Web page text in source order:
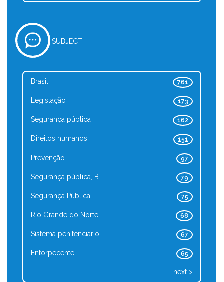
SUBJECT
761
Brasil
173
Legislação
162
Segurança pública
151
Direitos humanos
97
Prevenção
79
Segurança pública, B...
75
Segurança Pública
68
Rio Grande do Norte
67
Sistema penitenciário
65
Entorpecente
next >